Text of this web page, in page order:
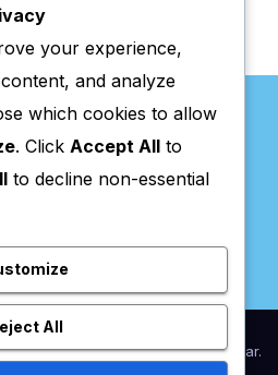
Online
|Theme:NewsupbyThemeansar.
your experience,
and analyze
which cookies to allow
. Click Accept All to
to decline non-essential
All